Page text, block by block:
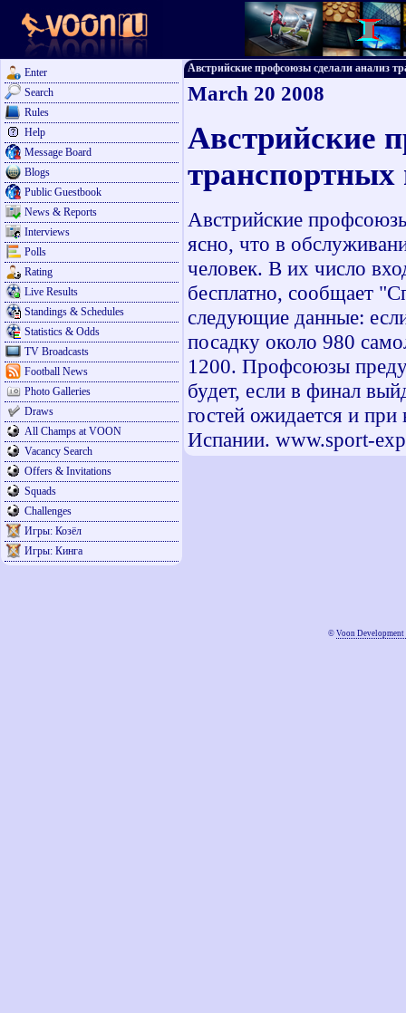
Enter
Search
Rules
Help
Message Board
Blogs
Public Guestbook
News & Reports
Interviews
Polls
Rating
Live Results
Standings & Schedules
Statistics & Odds
TV Broadcasts
Football News
Photo Galleries
Draws
All Champs at VOON
Vacancy Search
Offers & Invitations
Squads
Challenges
Игры: Козёл
Игры: Кинга
Австрийские профсоюзы сделали анализ
March 20 2008
Австрийские
Австрийские
ясно, что в
человек. В их число
бесплатно, сообщает
следующие данные:
посадку около 980
1200. Профсоюзы
будет, если в финал
гостей ожидается и
Испании. www.sport-
© Voon Development